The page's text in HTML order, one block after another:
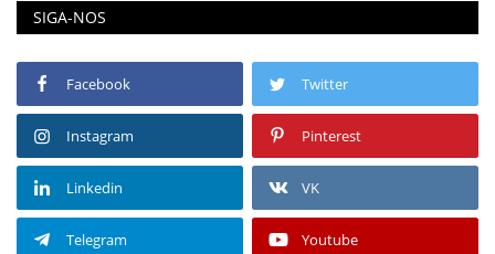
SIGA-NOS
Facebook Twitter
Instagram Pinterest
Linkedin VK
Telegram Youtube